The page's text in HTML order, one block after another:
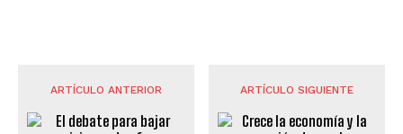
ARTÍCULO ANTERIOR ARTÍCULO SIGUIENTE